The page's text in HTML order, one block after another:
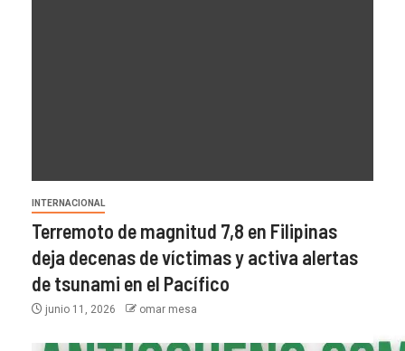
INTERNACIONAL
Terremoto de magnitud 7,8 en Filipinas
deja decenas de víctimas y activa alertas
de tsunami en el Pacífico
junio 11, 2026 omar mesa